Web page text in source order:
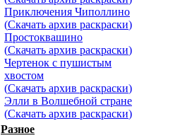
Приключения Чиполлино
(Скачать архив раскраски)
Простоквашино
(Скачать архив раскраски)
Чертенок с пушистым
хвостом
(Скачать архив раскраски)
Элли в Волшебной стране
(Скачать архив раскраски)
Разное